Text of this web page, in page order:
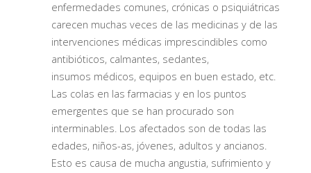
enfermedades comunes, crónicas o psiquiátricas
carecen muchas veces de las medicinas y de las
intervenciones médicas imprescindibles como
antibióticos, calmantes, sedantes,
insumos médicos, equipos en buen estado, etc.
Las colas en las farmacias y en los puntos
emergentes que se han procurado son
interminables. Los afectados son de todas las
edades, niños-as, jóvenes, adultos y ancianos.
Esto es causa de mucha angustia, sufrimiento y